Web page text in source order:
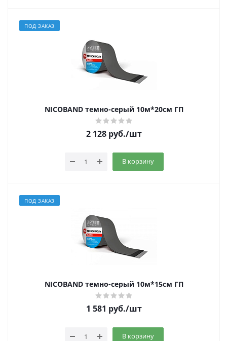
ПОД ЗАКАЗ
NICOBAND темно-серый 10м*20см ГП
2 128 руб./шт
В корзину
ПОД ЗАКАЗ
NICOBAND темно-серый 10м*15см ГП
1 581 руб./шт
В корзину